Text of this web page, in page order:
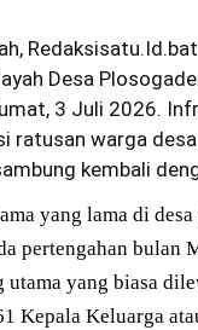
,
Desa
3 Juli 2026.
ratusan warga
kembali
yang lama di
pertengahan bulan
utama yang biasa
Kepala Keluarga